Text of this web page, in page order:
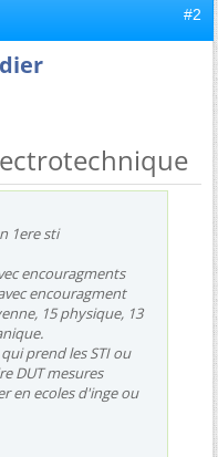
#2
1ere sti
encouragments
encouragment
15 physique, 13
prend les STI ou
DUT mesures
en ecoles d'inge ou